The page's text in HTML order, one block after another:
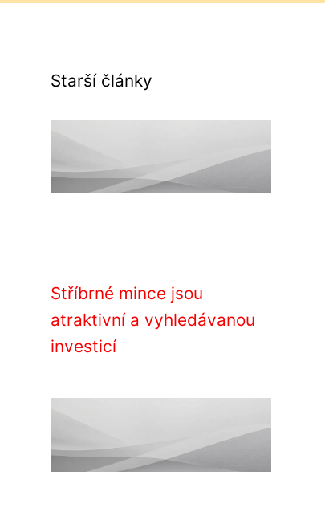
Starší články
Stříbrné mince jsou
atraktivní a vyhledávanou
investicí